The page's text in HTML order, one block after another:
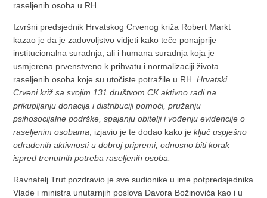
raseljenih osoba u RH.
Izvršni predsjednik Hrvatskog Crvenog križa Robert Markt
kazao je da je zadovoljstvo vidjeti kako teče ponajprije
institucionalna suradnja, ali i humana suradnja koja je
usmjerena prvenstveno k prihvatu i normalizaciji života
raseljenih osoba koje su utočiste potražile u RH.Hrvatski
Crveni križ sa svojim 131 društvom CK aktivno radi na
prikupljanju donacija i distribuciji pomoći, pružanju
psihosocijalne podrške, spajanju obitelji i vođenju evidencije o
raseljenim osobama , izjavio je te dodao kako je ključ uspješno
odrađenih aktivnosti u dobroj pripremi, odnosno biti korak
ispred trenutnih potreba raseljenih osoba.
Ravnatelj Trut pozdravio je sve sudionike u ime potpredsjednika
Vlade i ministra unutarnjih poslova Davora Božinovića kao i u